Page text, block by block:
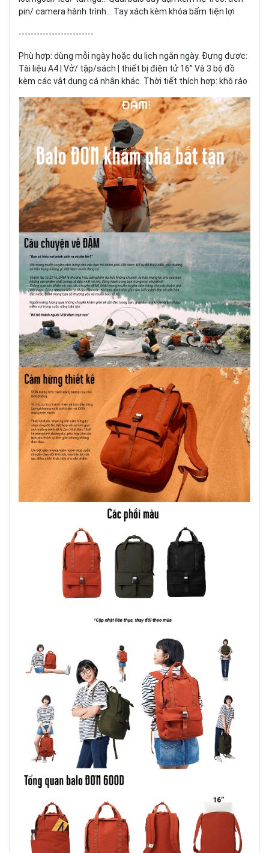
pin/ camera hành trình... Tay xách kèm khóa bấm tiện lợi
-------------------------
Phù hợp: dùng mỗi ngày hoặc du lịch ngắn ngày. Đựng được:
Tài liệu A4 | Vở/ tập/sách | thiết bị điện tử 16'' Và 3 bộ đồ
kèm các vật dụng cá nhân khác. Thời tiết thích hợp: khô ráo